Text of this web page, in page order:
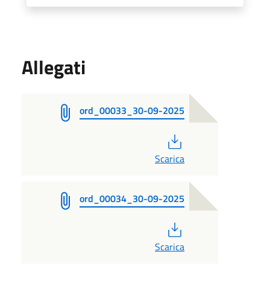
Allegati
ord_00033_30-09-2025
Scarica
ord_00034_30-09-2025
Scarica